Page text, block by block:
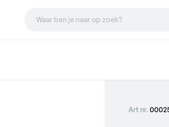
Waar ben je naar op zoek?
Art nr.